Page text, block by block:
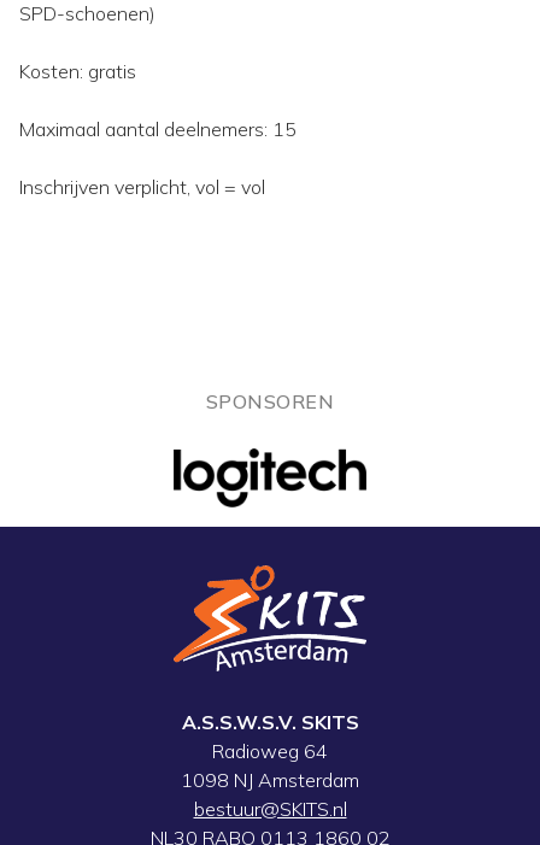
SPD-schoenen)
Kosten: gratis
Maximaal aantal deelnemers: 15
Inschrijven verplicht, vol = vol
SPONSOREN
A.S.S.W.S.V. SKITS
Radioweg 64
1098 NJ Amsterdam
bestuur@SKITS.nl
NL30 RABO 0113 1860 02